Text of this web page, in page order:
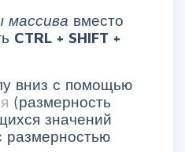
вместо
CTRL + SHIFT +
вниз с помощью
(размерность
значений
размерностью